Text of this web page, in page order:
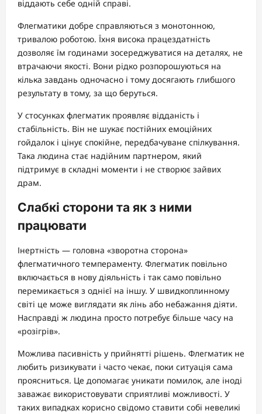
віддають себе одній справі.
Флегматики добре справляються з монотонною,
тривалою роботою. Їхня висока працездатність
дозволяє їм годинами зосереджуватися на деталях, не
втрачаючи якості. Вони рідко розпорошуються на
кілька завдань одночасно і тому досягають глибшого
результату в тому, за що беруться.
У стосунках флегматик проявляє відданість і
стабільність. Він не шукає постійних емоційних
гойдалок і цінує спокійне, передбачуване спілкування.
Така людина стає надійним партнером, який
підтримує в складні моменти і не створює зайвих
драм.
Слабкі сторони та як з ними
працювати
Інертність — головна «зворотна сторона»
флегматичного темпераменту. Флегматик повільно
включається в нову діяльність і так само повільно
перемикається з однієї на іншу. У швидкоплинному
світі це може виглядати як лінь або небажання діяти.
Насправді ж людина просто потребує більше часу на
«розігрів».
Можлива пасивність у прийнятті рішень. Флегматик не
любить ризикувати і часто чекає, поки ситуація сама
проясниться. Це допомагає уникати помилок, але іноді
заважає використовувати сприятливі можливості. У
таких випадках корисно свідомо ставити собі невеликі